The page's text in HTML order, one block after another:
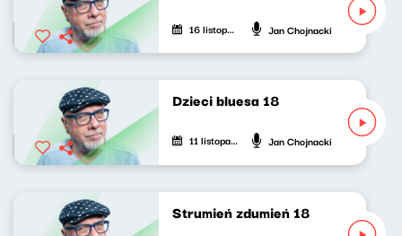
16 listopada 2020 Jan Chojnacki
Dzieci bluesa 18
11 listopada 2020 Jan Chojnacki
Strumień zdumień 18